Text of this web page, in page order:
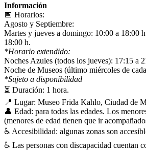
Información
📅 Horarios:
Agosto y Septiembre:
Martes y jueves a domingo: 10:00 a 18:00
18:00 h.
*Horario extendido:
Noches Azules (todos los jueves): 17:15 a
Noche de Museos (último miércoles de
*Sujeto a disponibilidad
⏳ Duración: 1 hora.
📍 Lugar: Museo Frida Kahlo, Ciudad de
👤 Edad: para todas las edades. Los
(menores de edad tienen que ir
♿ Accesibilidad: algunas zonas son
♿ Las personas con discapacidad cuentan